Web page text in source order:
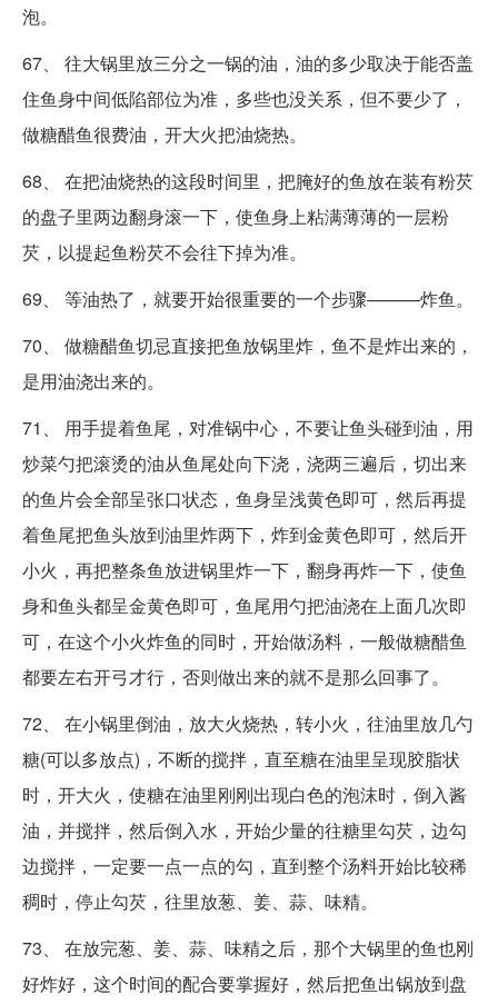
泡。
67、 往大锅里放三分之一锅的油，油的多少取决于能否盖
住鱼身中间低陷部位为准，多些也没关系，但不要少了，
做糖醋鱼很费油，开大火把油烧热。
68、 在把油烧热的这段时间里，把腌好的鱼放在装有粉芡
的盘子里两边翻身滚一下，使鱼身上粘满薄薄的一层粉
芡，以提起鱼粉芡不会往下掉为准。
69、 等油热了，就要开始很重要的一个步骤———炸鱼。
70、 做糖醋鱼切忌直接把鱼放锅里炸，鱼不是炸出来的，
是用油浇出来的。
71、 用手提着鱼尾，对准锅中心，不要让鱼头碰到油，用
炒菜勺把滚烫的油从鱼尾处向下浇，浇两三遍后，切出来
的鱼片会全部呈张口状态，鱼身呈浅黄色即可，然后再提
着鱼尾把鱼头放到油里炸两下，炸到金黄色即可，然后开
小火，再把整条鱼放进锅里炸一下，翻身再炸一下，使鱼
身和鱼头都呈金黄色即可，鱼尾用勺把油浇在上面几次即
可，在这个小火炸鱼的同时，开始做汤料，一般做糖醋鱼
都要左右开弓才行，否则做出来的就不是那么回事了。
72、 在小锅里倒油，放大火烧热，转小火，往油里放几勺
糖(可以多放点)，不断的搅拌，直至糖在油里呈现胶脂状
时，开大火，使糖在油里刚刚出现白色的泡沫时，倒入酱
油，并搅拌，然后倒入水，开始少量的往糖里勾芡，边勾
边搅拌，一定要一点一点的勾，直到整个汤料开始比较稀
稠时，停止勾芡，往里放葱、姜、蒜、味精。
73、 在放完葱、姜、蒜、味精之后，那个大锅里的鱼也刚
好炸好，这个时间的配合要掌握好，然后把鱼出锅放到盘